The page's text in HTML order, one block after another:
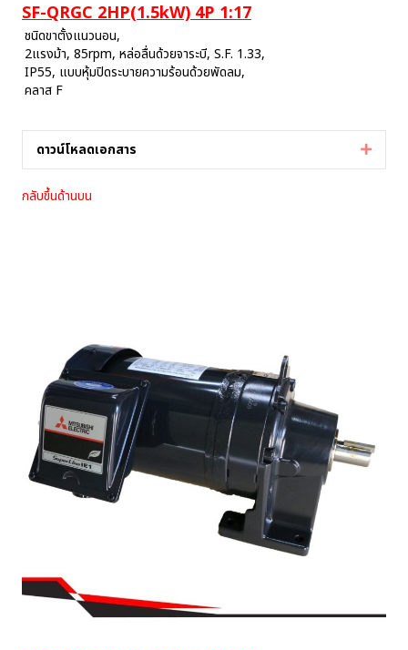
SF-QRGC 2HP(1.5kW) 4P 1:17
ชนิดขาตั้งแนวนอน,
2แรงม้า, 85rpm, หล่อลื่นด้วยจาระบี, S.F. 1.33,
IP55, แบบหุ้มปิดระบายความร้อนด้วยพัดลม,
คลาส F
ดาวน์โหลดเอกสาร
กลับขึ้นด้านบน